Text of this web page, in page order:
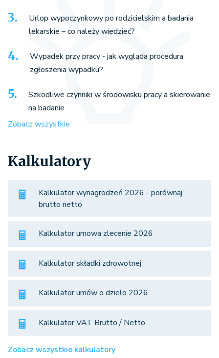
Urlop wypoczynkowy po rodzicielskim a badania
lekarskie – co należy wiedzieć?
Wypadek przy pracy - jak wygląda procedura
zgłoszenia wypadku?
Szkodliwe czynniki w środowisku pracy a skierowanie
na badanie
Zobacz wszystkie
Kalkulatory
Kalkulator wynagrodzeń 2026 - porównaj
brutto netto
Kalkulator umowa zlecenie 2026
Kalkulator składki zdrowotnej
Kalkulator umów o dzieło 2026
Kalkulator VAT Brutto / Netto
Zobacz wszystkie kalkulatory